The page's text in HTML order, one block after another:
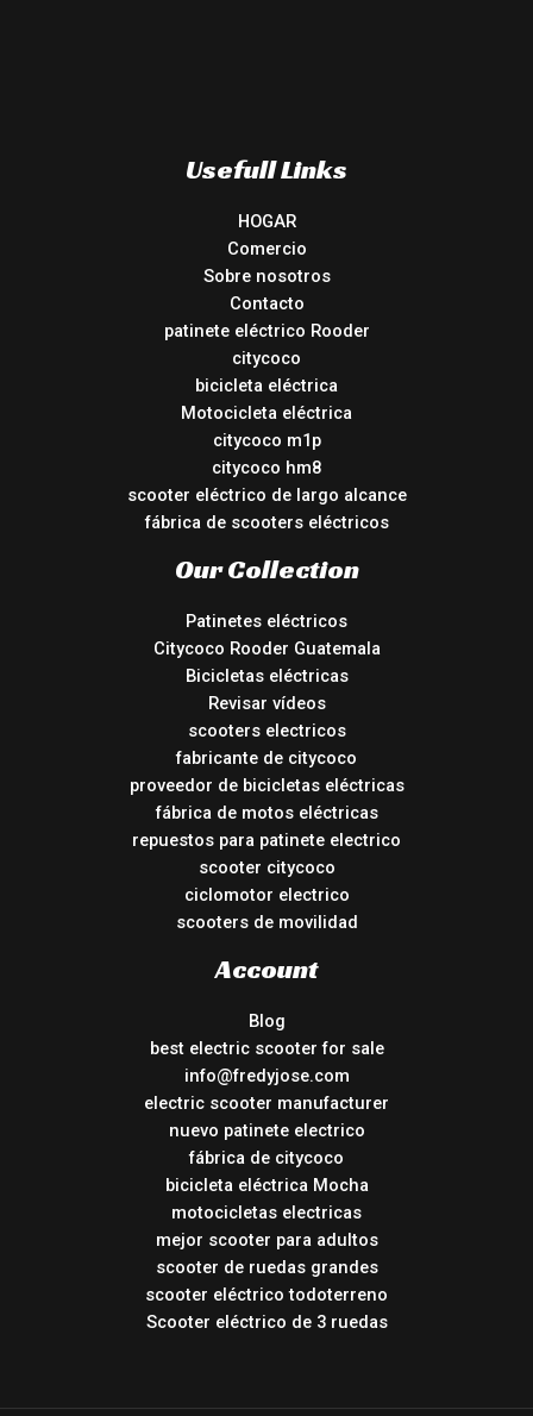
Usefull Links
HOGAR
Comercio
Sobre nosotros
Contacto
patinete eléctrico Rooder
citycoco
bicicleta eléctrica
Motocicleta eléctrica
citycoco m1p
citycoco hm8
scooter eléctrico de largo alcance
fábrica de scooters eléctricos
Our Collection
Patinetes eléctricos
Citycoco Rooder Guatemala
Bicicletas eléctricas
Revisar vídeos
scooters electricos
fabricante de citycoco
proveedor de bicicletas eléctricas
fábrica de motos eléctricas
repuestos para patinete electrico
scooter citycoco
ciclomotor electrico
scooters de movilidad
Account
Blog
best electric scooter for sale
info@fredyjose.com
electric scooter manufacturer
nuevo patinete electrico
fábrica de citycoco
bicicleta eléctrica Mocha
motocicletas electricas
mejor scooter para adultos
scooter de ruedas grandes
scooter eléctrico todoterreno
Scooter eléctrico de 3 ruedas